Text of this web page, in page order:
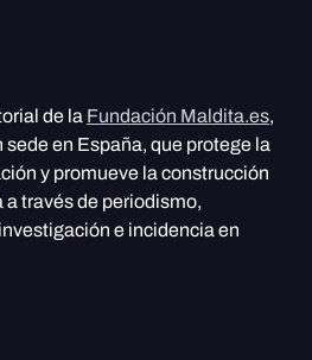
de la Fundación Maldita.es,
sede en España, que protege la
y promueve la construcción
través de periodismo,
e incidencia en